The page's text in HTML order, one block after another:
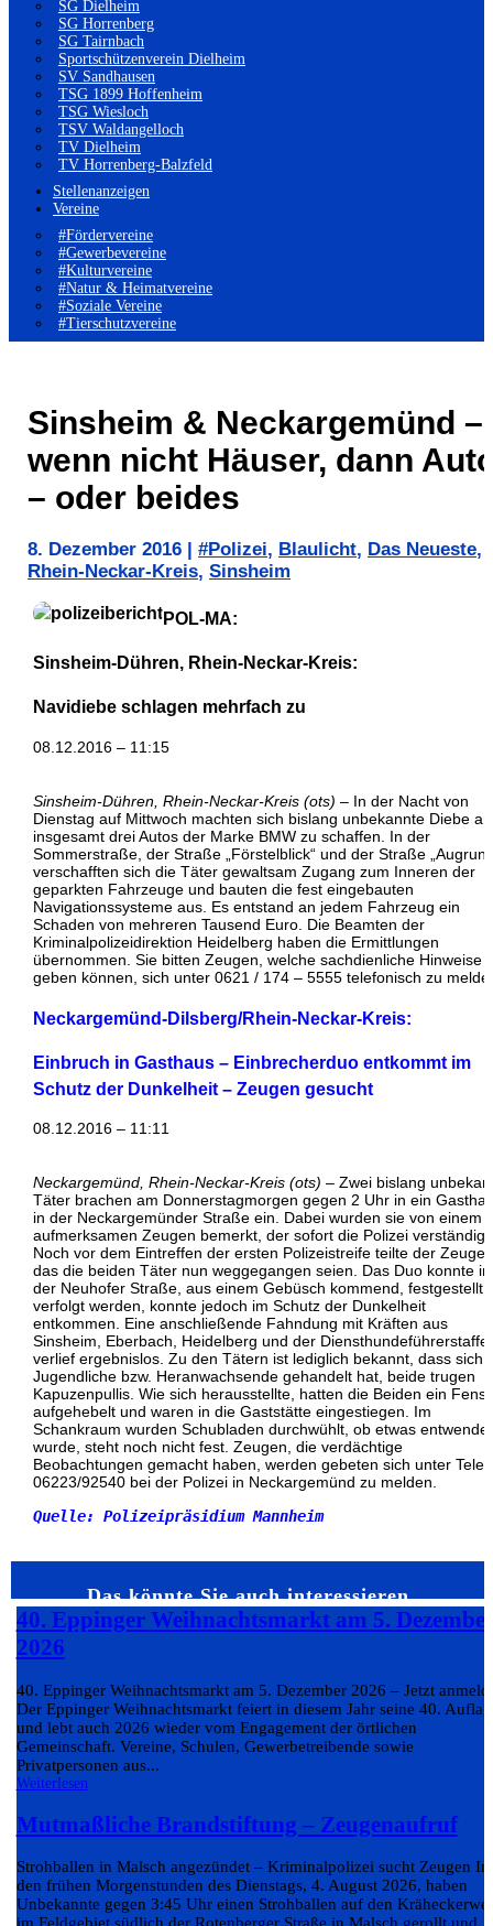
SG Dielheim
SG Horrenberg
SG Tairnbach
Sportschützenverein Dielheim
SV Sandhausen
TSG 1899 Hoffenheim
TSG Wiesloch
TSV Waldangelloch
TV Dielheim
TV Horrenberg-Balzfeld
Stellenanzeigen
Vereine
#Fördervereine
#Gewerbevereine
#Kulturvereine
#Natur & Heimatvereine
#Soziale Vereine
#Tierschutzvereine
Sinsheim & Neckargemünd –
wenn nicht Häuser, dann
– oder beides
8. Dezember 2016 #Polizei, Blaulicht, Das Neueste,
Rhein-Neckar-Kreis, Sinsheim
POL-MA:
Sinsheim-Dühren, Rhein-Neckar-Kreis:
Navidiebe schlagen mehrfach zu
08.12.2016 – 11:15
Sinsheim-Dühren, Rhein-Neckar-Kreis (ots) – In der Nacht von
Dienstag auf Mittwoch machten sich bislang unbekannte Diebe an
insgesamt drei Autos der Marke BMW zu schaffen. In der
Sommerstraße, der Straße „Förstelblick“ und der Straße
verschafften sich die Täter gewaltsam Zugang zum Inneren der
geparkten Fahrzeuge und bauten die fest eingebauten
Navigationssysteme aus. Es entstand an jedem Fahrzeug ein
Schaden von mehreren Tausend Euro. Die Beamten der
Kriminalpolizeidirektion Heidelberg haben die Ermittlungen
übernommen. Sie bitten Zeugen, welche sachdienliche Hinweise
geben können, sich unter 0621 / 174 – 5555 telefonisch zu
Neckargemünd-Dilsberg/Rhein-Neckar-Kreis:
Einbruch in Gasthaus – Einbrecherduo entkommt im
Schutz der Dunkelheit – Zeugen gesucht
08.12.2016 – 11:11
Neckargemünd, Rhein-Neckar-Kreis (ots) – Zwei bislang
Täter brachen am Donnerstagmorgen gegen 2 Uhr in ein
in der Neckargemünder Straße ein. Dabei wurden sie von einem
aufmerksamen Zeugen bemerkt, der sofort die Polizei
Noch vor dem Eintreffen der ersten Polizeistreife teilte der Zeuge
das die beiden Täter nun weggegangen seien. Das Duo konnte in
der Neuhofer Straße, aus einem Gebüsch kommend, festgestellt
verfolgt werden, konnte jedoch im Schutz der Dunkelheit
entkommen. Eine anschließende Fahndung mit Kräften aus
Sinsheim, Eberbach, Heidelberg und der Diensthundeführerstaffel
verlief ergebnislos. Zu den Tätern ist lediglich bekannt, dass sich
Jugendliche bzw. Heranwachsende gehandelt hat, beide trugen
Kapuzenpullis. Wie sich herausstellte, hatten die Beiden ein
aufgehebelt und waren in die Gaststätte eingestiegen. Im
Schankraum wurden Schubladen durchwühlt, ob etwas entwendet
wurde, steht noch nicht fest. Zeugen, die verdächtige
Beobachtungen gemacht haben, werden gebeten sich unter
06223/92540 bei der Polizei in Neckargemünd zu melden.
Quelle: Polizeipräsidium Mannheim
Das könnte Sie auch interessieren…
40. Eppinger Weihnachtsmarkt am 5.
2026
40. Eppinger Weihnachtsmarkt am 5. Dezember 2026 – Jetzt
Der Eppinger Weihnachtsmarkt feiert in diesem Jahr seine 40.
und lebt auch 2026 wieder vom Engagement der örtlichen
Gemeinschaft. Vereine, Schulen, Gewerbetreibende sowie
Privatpersonen aus...
Weiterlesen
Mutmaßliche Brandstiftung – Zeugenaufruf
Strohballen in Malsch angezündet – Kriminalpolizei sucht Zeugen In
den frühen Morgenstunden des Dienstags, 4. August 2026, haben
Unbekannte gegen 3:45 Uhr einen Strohballen auf den